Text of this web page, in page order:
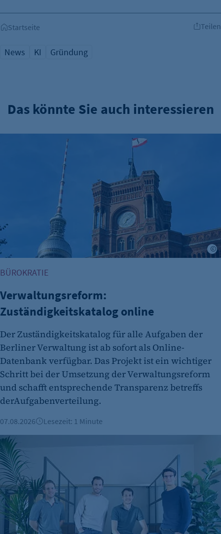
Startseite Teilen
News KI Gründung
Das könnte Sie auch interessieren
Verwaltungsreform: Zuständigkeitskatalog online
BÜROKRATIE
Verwaltungsreform:
Zuständigkeitskatalog online
Der Zuständigkeitskatalog für alle Aufgaben der
Berliner Verwaltung ist ab sofort als Online-
Datenbank verfügbar. Das Projekt ist ein wichtiger
Schritt bei der Umsetzung der Verwaltungsreform
und schafft entsprechende Transparenz betreffs
derAufgabenverteilung.
07.08.2026 Lesezeit: 1 Minute
Berliner Fintech Moss erreicht Milliardenbewertung